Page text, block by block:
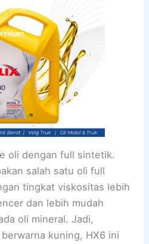
oli dengan full sintetik.
salah satu oli full
tingkat viskositas lebih
dan lebih mudah
oli mineral. Jadi,
kuning, HX6 ini